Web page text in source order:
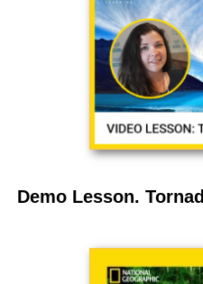
Demo Lesson.